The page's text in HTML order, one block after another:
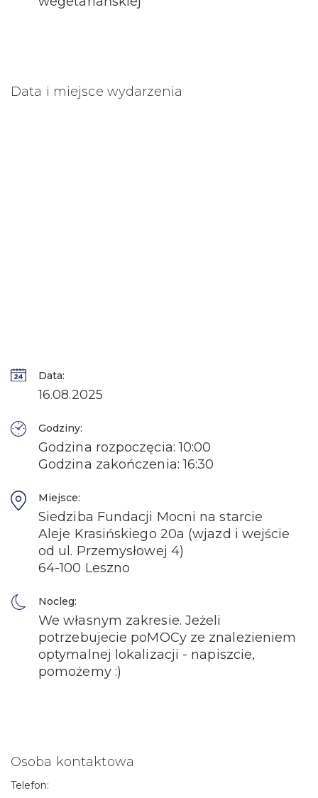
Data i miejsce wydarzenia
Data:
16.08.2025
Godziny:
Godzina rozpoczęcia: 10:00
Godzina zakończenia: 16:30
Miejsce:
Siedziba Fundacji Mocni na starcie
Aleje Krasińskiego 20a (wjazd i wejście
od ul. Przemysłowej 4)
64-100 Leszno
Nocleg:
We własnym zakresie. Jeżeli
potrzebujecie poMOCy ze znalezieniem
optymalnej lokalizacji - napiszcie,
pomożemy :)
Osoba kontaktowa
Telefon: